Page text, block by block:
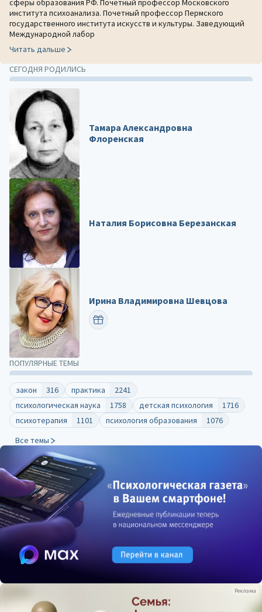
Реклама
ПОПУЛЯРНЫЕ ТЕМЫ
закон 316 практика
2241
психологическая наука
1758 детская психология
1716
психотерапия
1101 психология образования
1076
Все темы
сферы образования РФ. Почетный профессор Московского
института психоанализа. Почетный профессор Пермского
государственного института искусств и культуры. Заведующий
Международной лабор
Читать дальше
СЕГОДНЯ РОДИЛИСЬ
Тамара Александровна
Флоренская
Наталия Борисовна Березанская
Ирина Владимировна Шевцова
ПОЗДРАВИТЬ